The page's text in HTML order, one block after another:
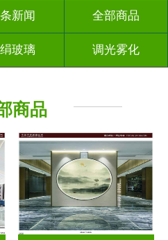
新闻 全部商品
玻璃 调光雾化
商品